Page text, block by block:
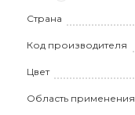
Страна
Код производителя
Цвет
Область применения